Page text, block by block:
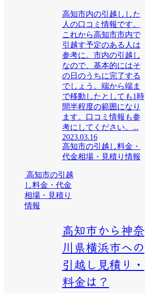
高知市内の引越しした
人の口コミ情報です。
これから高知市市内で
引越す予定のある人は
参考に。市内の引越し
なので、基本的にはそ
の日のうちに完了する
でしょう。端から端ま
で移動したとしても1時
間半程度の範囲になり
ます。口コミ情報も参
考にしてください。...
2023.03.16
高知市の引越し料金・
代金相場・見積り情報
高知市の引越
し料金・代金
相場・見積り
情報
高知市から神奈
川県横浜市への
引越し見積り・
料金は？